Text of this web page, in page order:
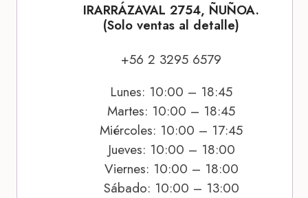
IRARRÁZAVAL 2754, ÑUÑOA.
(Solo ventas al detalle)
+56 2 3295 6579
Lunes: 10:00 – 18:45
Martes: 10:00 – 18:45
Miércoles: 10:00 – 17:45
Jueves: 10:00 – 18:00
Viernes: 10:00 – 18:00
Sábado: 10:00 – 13:00